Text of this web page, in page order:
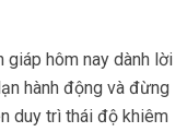
hôm nay dành lời
hành động và đừng
duy trì thái độ khiêm